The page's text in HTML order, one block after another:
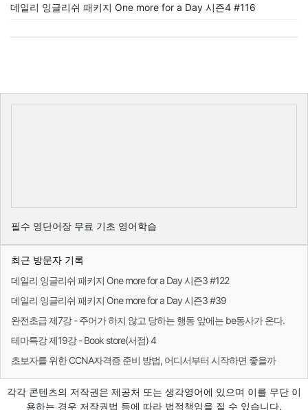
데일리 잉글리쉬 패키지 One more for a Day 시즌4 #116
필수 영단어장 무료 기초 영어학습
최근 방문자 기록
데일리 잉글리쉬 패키지 One more for a Day 시즌3 #122
데일리 잉글리쉬 패키지 One more for a Day 시즌3 #39
완전초급 제7강 - 주어가 하지 않고 당하는 행동 앞에는 be동사가 온다.
테마특강 제19강 - Book store(서점) 4
초보자를 위한 CCNA자격증 준비 방법, 어디서부터 시작하면 좋을까
각각 콘텐츠의 저작권은 제공처 또는 생각영어에 있으며 이를 무단 이
용하는 경우 저작권법 등에 따라 법적책임을 질 수 있습니다.